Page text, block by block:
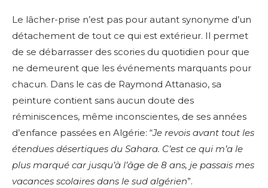
Le lâcher-prise n’est pas pour autant synonyme d’un
détachement de tout ce qui est extérieur. Il permet
de se débarrasser des scories du quotidien pour que
ne demeurent que les événements marquants pour
chacun. Dans le cas de Raymond Attanasio, sa
peinture contient sans aucun doute des
réminiscences, même inconscientes, de ses années
d’enfance passées en Algérie: “Je revois avant tout les
étendues désertiques du Sahara. C’est ce qui m’a le
plus marqué car jusqu’à l’âge de 8 ans, je passais mes
vacances scolaires dans le sud algérien”.